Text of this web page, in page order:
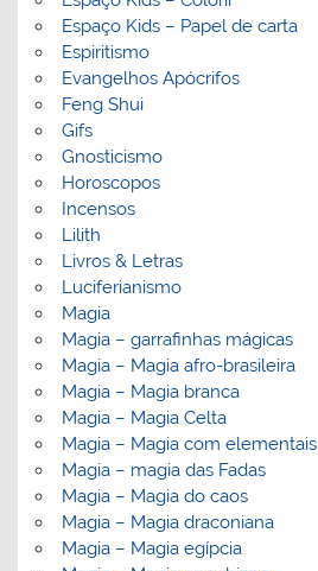
Espaço Kids – Papel de carta
Espiritismo
Evangelhos Apócrifos
Feng Shui
Gifs
Gnosticismo
Horoscopos
Incensos
Lilith
Livros & Letras
Luciferianismo
Magia
Magia – garrafinhas mágicas
Magia – Magia afro-brasileira
Magia – Magia branca
Magia – Magia Celta
Magia – Magia com elementais
Magia – magia das Fadas
Magia – Magia do caos
Magia – Magia draconiana
Magia – Magia egípcia